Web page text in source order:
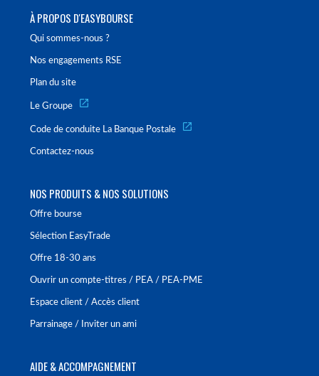
À PROPOS D'EASYBOURSE
Qui sommes-nous ?
Nos engagements RSE
Plan du site
Le Groupe
Code de conduite La Banque Postale
Contactez-nous
NOS PRODUITS & NOS SOLUTIONS
Offre bourse
Sélection EasyTrade
Offre 18-30 ans
Ouvrir un compte-titres / PEA / PEA-PME
Espace client / Accès client
Parrainage / Inviter un ami
AIDE & ACCOMPAGNEMENT